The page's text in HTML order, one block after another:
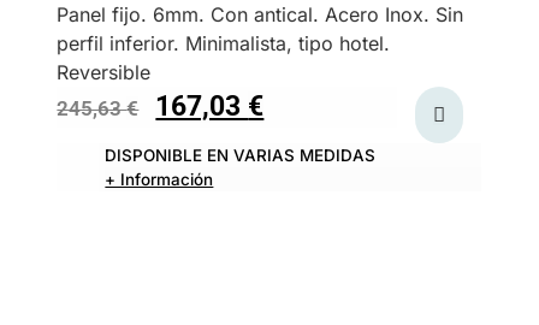
Panel fijo. 6mm. Con antical. Acero Inox. Sin
perfil inferior. Minimalista, tipo hotel.
Reversible
245,63€ 167,03 €
DISPONIBLE EN VARIAS MEDIDAS
+ Información